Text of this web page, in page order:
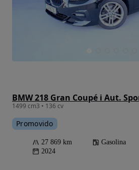
BMW 218 Gran Coupé i Aut.
1499 cm3 • 136 cv
Promovido
27 869 km Gasolina
2024